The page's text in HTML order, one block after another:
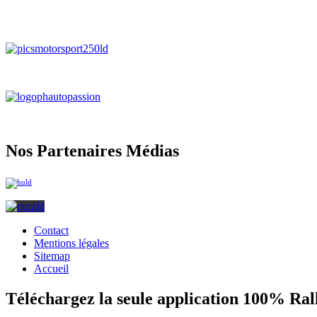
Nos Partenaires Médias
Contact
Mentions légales
Sitemap
Accueil
Téléchargez la seule application 100%